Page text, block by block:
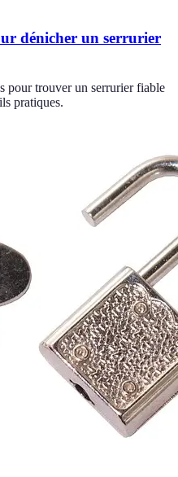
dénicher un serrurier
pour trouver un serrurier fiable
pratiques.